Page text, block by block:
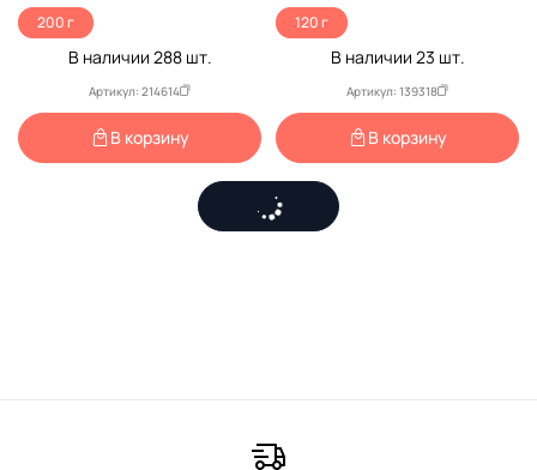
200 г
В наличии 288шт.
Артикул: 214614
В корзину
120 г
В наличии 23 шт.
Артикул: 139318
В корзину